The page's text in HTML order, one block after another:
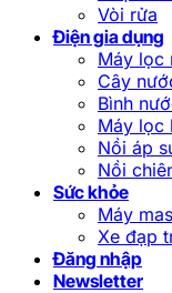
Vòi rửa
Điện gia dụng
Máy lọc
Cây
Bình
Máy lọc
Nồi áp
Nồi
Sức khỏe
Máy
Xe đạp
Đăng nhập
Newsletter